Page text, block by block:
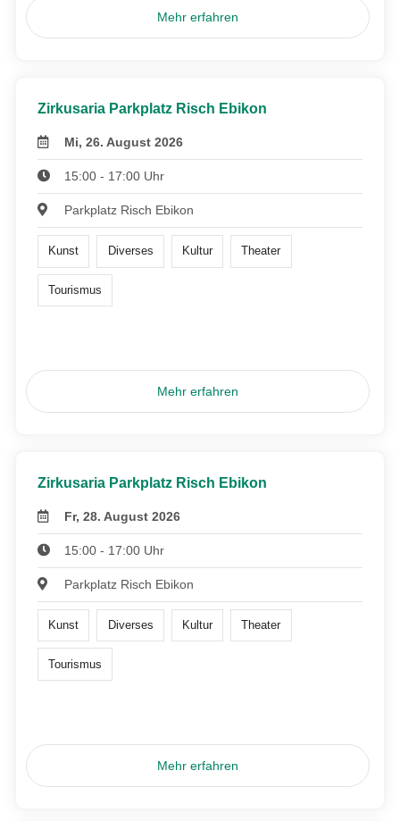
Mehr erfahren
Zirkusaria Parkplatz Risch Ebikon
Mi, 26. August 2026
15:00 - 17:00 Uhr
Parkplatz Risch Ebikon
Kunst Diverses Kultur Theater
Tourismus
Mehr erfahren
Zirkusaria Parkplatz Risch Ebikon
Fr, 28. August 2026
15:00 - 17:00 Uhr
Parkplatz Risch Ebikon
Kunst Diverses Kultur Theater
Tourismus
Mehr erfahren